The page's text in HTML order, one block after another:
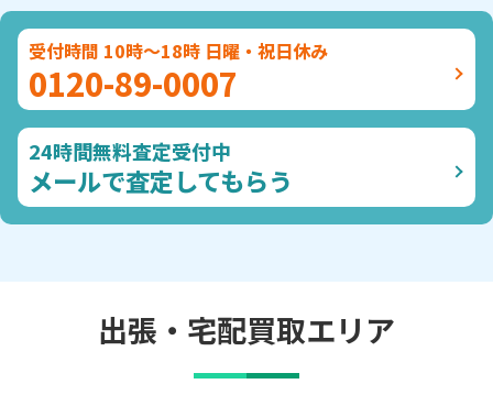
受付時間 10時～18時 日曜・祝日休み
0120-89-0007
24時間無料査定受付中
メールで査定してもらう
出張・宅配買取エリア